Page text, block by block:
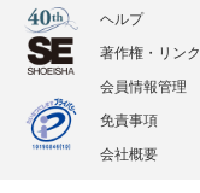
ヘルプ
著作権・リンク
会員情報管理
免責事項
会社概要